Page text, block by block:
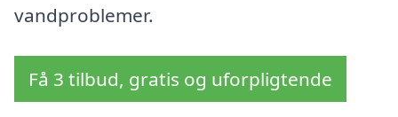
vandproblemer.
Få 3 tilbud, gratis og uforpligtende